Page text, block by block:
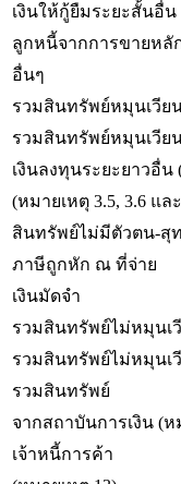
เงินให้กู้ยืมระยะสั้นอื่น
ลูกหนี้จากการขายหลั
อื่นๆ
รวมสินทรัพย์หมุนเวีย
รวมสินทรัพย์หมุนเวีย
เงินลงทุนระยะยาวอื่น
(หมายเหตุ 3.5, 3.6 แล
สินทรัพย์ไม่มีตัวตน-สุท
ภาษีถูกหัก ณ ที่จ่าย
เงินมัดจำ
รวมสินทรัพย์ไม่หมุนเ
รวมสินทรัพย์ไม่หมุนเ
รวมสินทรัพย์
จากสถาบันการเงิน (ห
เจ้าหนี้การค้า